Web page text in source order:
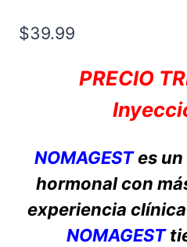
$39.99
PRECIO
NOMAGESTes
hormonal con
experiencia
NOMAGEST